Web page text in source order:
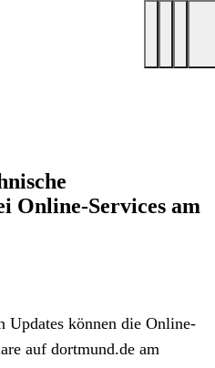
Online-Services am
Updates können die Online-
auf dortmund.de am